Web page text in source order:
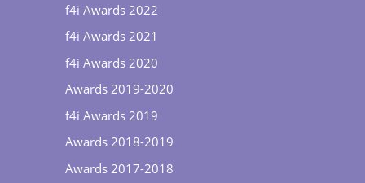
f4i Awards 2022
f4i Awards 2021
f4i Awards 2020
Awards 2019-2020
f4i Awards 2019
Awards 2018-2019
Awards 2017-2018